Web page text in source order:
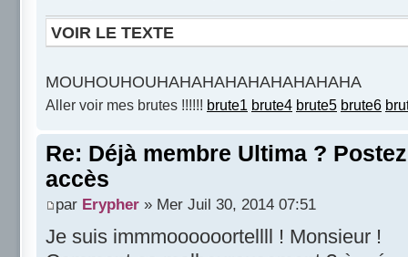
VOIR LE TEXTE
MOUHOUHOUHAHAHAHAHAHAHAHAHA
Aller voir mes brutes !!!!!! brute1 brute4 brute5 brute6
Re: Déjà membre Ultima ?
accès
par Erypher » Mer Juil 30, 2014 07:51
Je suis immmoooooortellll ! Monsieur !